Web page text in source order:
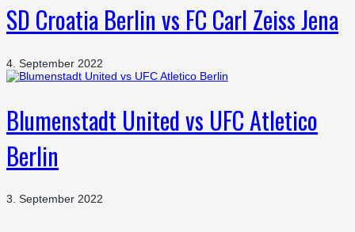
SD Croatia Berlin vs FC Carl Zeiss Jena
4. September 2022
Blumenstadt United vs UFC Atletico
Berlin
3. September 2022